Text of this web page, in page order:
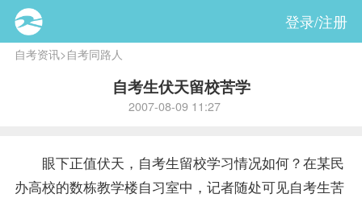
登录/注册
自考资讯>自考同路人
自考生伏天留校苦学
2007-08-09 11:27
眼下正值伏天，自考生留校学习情况如何？在某民
办高校的数栋教学楼自习室中，记者随处可见自考生苦